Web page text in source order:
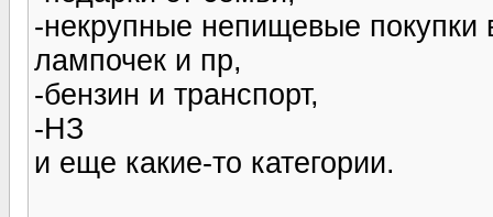
-некрупные непищевые
лампочек и пр,
-бензин и транспорт,
-НЗ
и еще какие-то категории.